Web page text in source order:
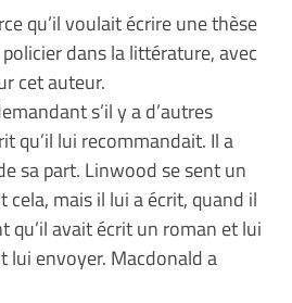
qu’il voulait écrire une thèse
dans la littérature, avec
cet auteur.
s’il y a d’autres
qu’il lui recommandait. Il a
sa part. Linwood se sent un
cela, mais il lui a écrit, quand il
qu’il avait écrit un roman et lui
lui envoyer. Macdonald a